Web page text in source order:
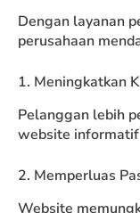
Dengan layanan
perusahaan
1. Meningkatkan
Pelanggan lebih
website informatif
2. Memperluas
Website